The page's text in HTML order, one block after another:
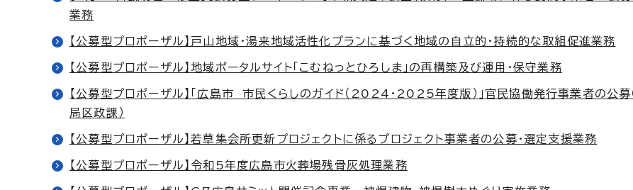
業務
【公募型プロポーザル】戸山地域・湯来地域活性化プランに基づく地域の自立的・持続的な取組促進業務
【公募型プロポーザル】地域ポータルサイト「こむねっとひろしま」の再構築及び運用・保守業務
【公募型プロポーザル】「広島市 市民くらしのガイド（2024・2025年度版）」官民協働発行事業者の公募
局区政課）
【公募型プロポーザル】若草集会所更新プロジェクトに係るプロジェクト事業者の公募・選定支援業務
【公募型プロポーザル】令和5年度広島市火葬場残骨灰処理業務